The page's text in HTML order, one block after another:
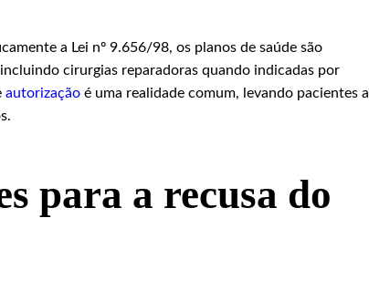
a Lei nº 9.656/98, os planos de saúde são
cirurgias reparadoras quando indicadas por
autorização é uma realidade comum, levando pacientes a
para a recusa do